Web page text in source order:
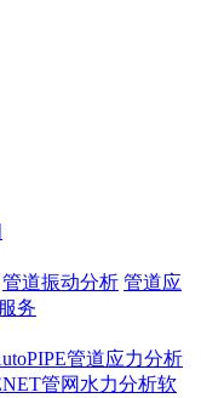
管道振动分析 管道应
务
管道应力分析
管网水力分析软